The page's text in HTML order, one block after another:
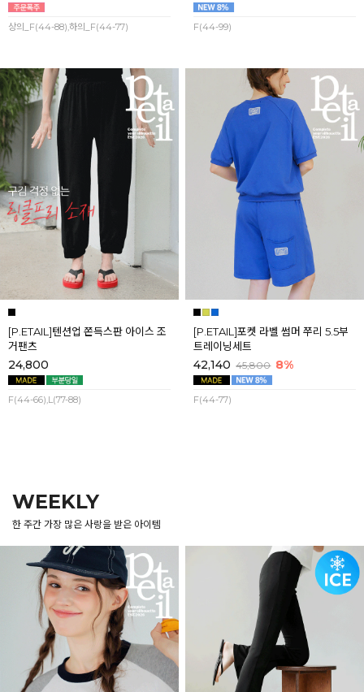
상의_F(44-88),하의_F(44-77) F(44-99)
[P.ETAIL]텐션업 쫀득스판 아이스 조
거팬츠
24,800
F(44-66),L(77-88)
[P.ETAIL]포켓 라벨 썸머 쭈리 5.5부
트레이닝세트
42,140 45,800 8%
F(44-77)
WEEKLY
한 주간 가장 많은 사랑을 받은 아이템